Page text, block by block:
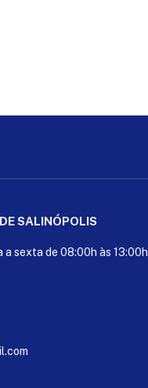
SALINÓPOLIS
a sexta de 08:00h às 13:00h